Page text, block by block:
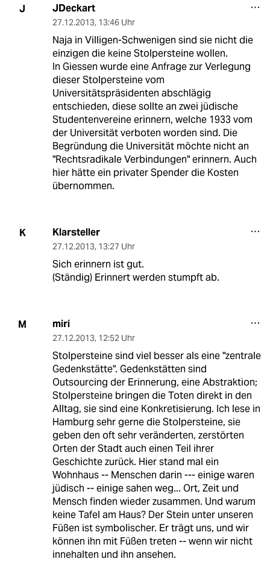
J JDeckart
27.12.2013, 13:46 Uhr
Naja in Villigen-Schwenigen sind sie nicht die
einzigen die keine Stolpersteine wollen.
In Giessen wurde eine Anfrage zur Verlegung
dieser Stolpersteine vom
Universitätspräsidenten abschlägig
entschieden, diese sollte an zwei jüdische
Studentenvereine erinnern, welche 1933 vom
der Universität verboten worden sind. Die
Begründung die Universität möchte nicht an
"Rechtsradikale Verbindungen" erinnern. Auch
hier hätte ein privater Spender die Kosten
übernommen.
K Klarsteller
27.12.2013, 13:27 Uhr
Sich erinnern ist gut.
(Ständig) Erinnert werden stumpft ab.
M miri
27.12.2013, 12:52 Uhr
Stolpersteine sind viel besser als eine "zentrale
Gedenkstätte". Gedenkstätten sind
Outsourcing der Erinnerung, eine Abstraktion;
Stolpersteine bringen die Toten direkt in den
Alltag, sie sind eine Konkretisierung. Ich lese in
Hamburg sehr gerne die Stolpersteine, sie
geben den oft sehr veränderten, zerstörten
Orten der Stadt auch einen Teil ihrer
Geschichte zurück. Hier stand mal ein
Wohnhaus -- Menschen darin --- einige waren
jüdisch -- einige sahen weg... Ort, Zeit und
Mensch finden wieder zusammen. Und warum
keine Tafel am Haus? Der Stein unter unseren
Füßen ist symbolischer. Er trägt uns, und wir
können ihn mit Füßen treten -- wenn wir nicht
innehalten und ihn ansehen.